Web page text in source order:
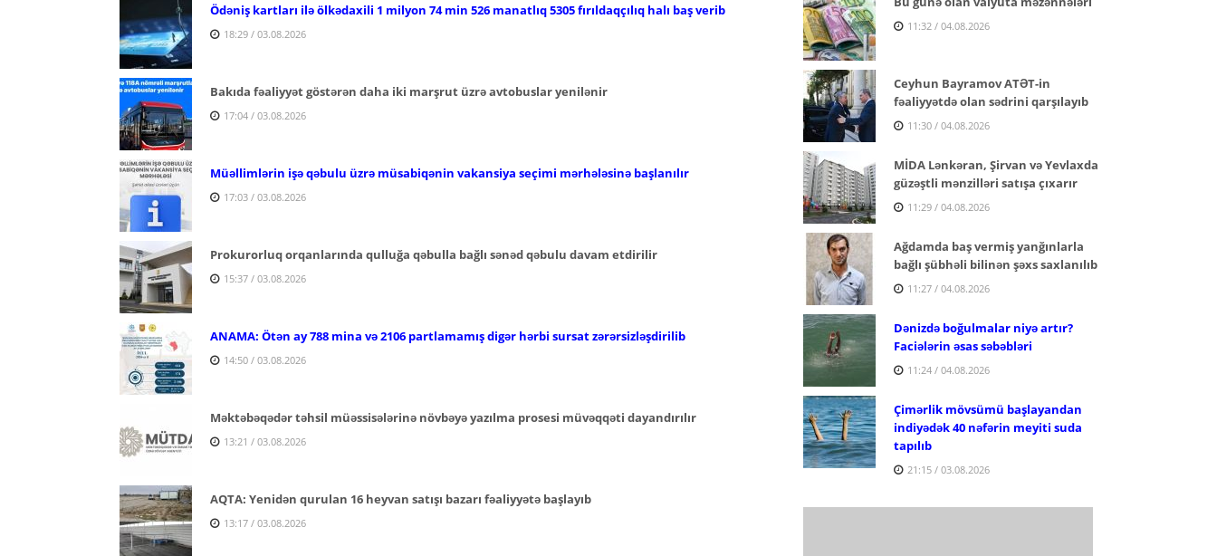
Ödəniş kartları ilə ölkədaxili 1 milyon 74 min 526 manatlıq 5305 fırıldaqçılıq halı baş verib
18:29 / 03.08.2026
Bakıda fəaliyyət göstərən daha iki marşrut üzrə avtobuslar yenilənir
17:04 / 03.08.2026
Müəllimlərin işə qəbulu üzrə müsabiqənin vakansiya seçimi mərhələsinə başlanılır
17:03 / 03.08.2026
Prokurorluq orqanlarında qulluğa qəbulla bağlı sənəd qəbulu davam etdirilir
15:37 / 03.08.2026
ANAMA: Ötən ay 788 mina və 2106 partlamamış digər hərbi sursat zərərsizləşdirilib
14:50 / 03.08.2026
Məktəbəqədər təhsil müəssisələrinə növbəyə yazılma prosesi müvəqqəti dayandırılır
13:21 / 03.08.2026
AQTA: Yenidən qurulan 16 heyvan satışı bazarı fəaliyyətə başlayıb
13:17 / 03.08.2026
11:32 / 04.08.2026
Ceyhun Bayramov ATƏT-in
fəaliyyətdə olan sədrini qarşılayıb
11:30 / 04.08.2026
MİDA Lənkəran, Şirvan və Yevlaxda
güzəştli mənzilləri satışa çıxarır
11:29 / 04.08.2026
Ağdamda baş vermiş yanğınlarla
bağlı şübhəli bilinən şəxs saxlanılıb
11:27 / 04.08.2026
Dənizdə boğulmalar niyə artır?
Faciələrin əsas səbəbləri
11:24 / 04.08.2026
Çimərlik mövsümü başlayandan
indiyədək 40 nəfərin meyiti suda
tapılıb
21:15 / 03.08.2026